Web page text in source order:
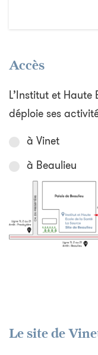
Accès
L’Institut et
déploie ses
à Vinet
à Beaulieu
Le site de